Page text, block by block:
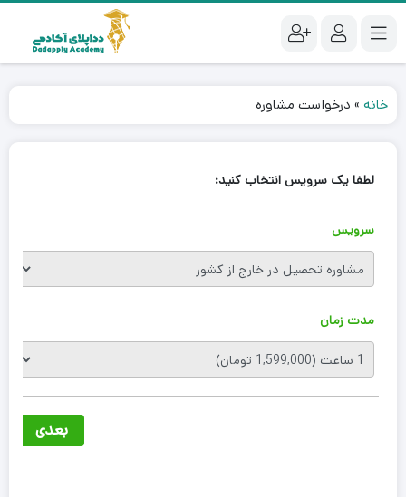
خانه » درخواست مشاوره
لطفا یک سرویس انتخاب کنید:
سرویس
مدت زمان
بعدی